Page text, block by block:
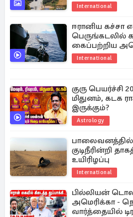
International
ஈரானிய
பெருங்கடலில்
கைப்பற்றிய
International
குரு பெயர்ச்சி
மிதுனம், கடக
இருக்கும்?
Astrology
பாலைவனத்தில்
குடிநீரின்றி
உயிரிழப்பு
International
பில்லியன்
அமெரிக்கா -
வார்த்தையில்